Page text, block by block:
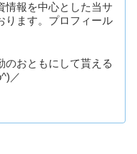
情報を中心とした当サ
ります。プロフィール
のおともにして貰える
／